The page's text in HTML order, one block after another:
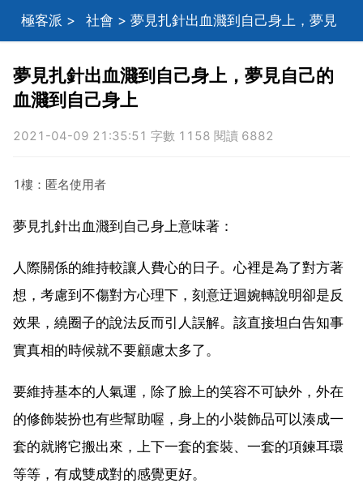
極客派 > 社會 > 夢見扎針出血濺到自己身上，夢見
夢見扎針出血濺到自己身上，夢見自己的
血濺到自己身上
2021-04-09 21:35:51 字數 1158 閱讀 6882
1樓：匿名使用者
夢見扎針出血濺到自己身上意味著：
人際關係的維持較讓人費心的日子。心裡是為了對方著
想，考慮到不傷對方心理下，刻意迂迴婉轉說明卻是反
效果，繞圈子的說法反而引人誤解。該直接坦白告知事
實真相的時候就不要顧慮太多了。
要維持基本的人氣運，除了臉上的笑容不可缺外，外在
的修飾裝扮也有些幫助喔，身上的小裝飾品可以湊成一
套的就將它搬出來，上下一套的套裝、一套的項鍊耳環
等等，有成雙成對的感覺更好。